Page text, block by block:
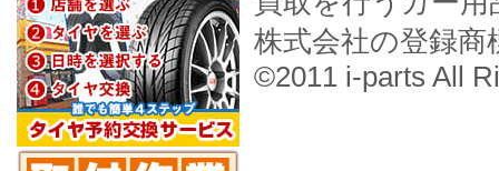
株式会社の登録商
©2011 i-parts All